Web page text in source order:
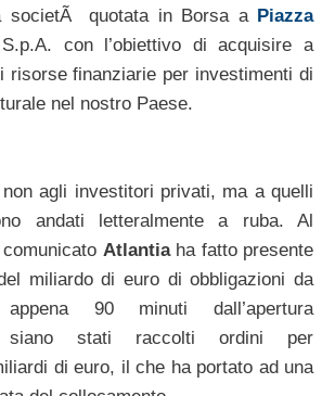
societÃ quotata in Borsa a Piazza
con l’obiettivo di acquisire a
risorse finanziarie per investimenti di
nel nostro Paese.
agli investitori privati, ma a quelli
andati letteralmente a ruba. Al
Atlantiaha fatto presente
miliardo di euro di obbligazioni da
90 minuti dall’apertura
siano stati raccolti ordini per
di euro, il che ha portato ad una